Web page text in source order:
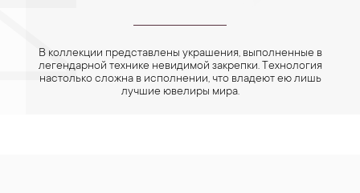
В коллекции представлены украшения, выполненные в
легендарной технике невидимой закрепки. Технология
настолько сложна в исполнении, что владеют ею лишь
лучшие ювелиры мира.